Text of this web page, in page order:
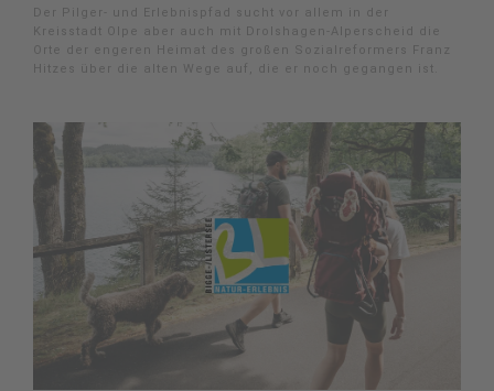
Der Pilger- und Erlebnispfad sucht vor allem in der
Kreisstadt Olpe aber auch mit Drolshagen-Alperscheid die
Orte der engeren Heimat des großen Sozialreformers Franz
Hitzes über die alten Wege auf, die er noch gegangen ist.